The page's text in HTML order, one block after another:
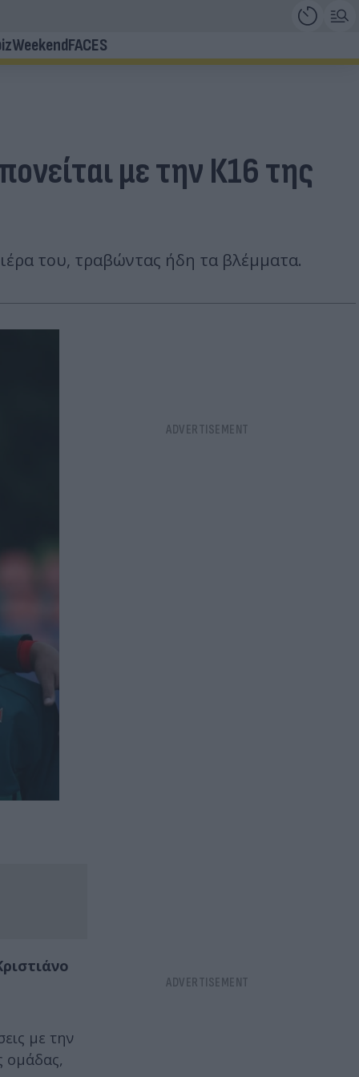
WeekendFACES
με την Κ16 της
του, τραβώντας ήδη τα βλέμματα.
με την
ομάδας,